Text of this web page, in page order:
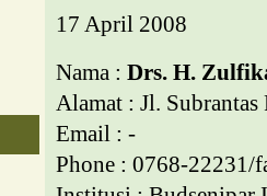
17 April 2008
Nama : Drs. H.
Alamat : Jl.
Email : -
Phone : 0768-22231/